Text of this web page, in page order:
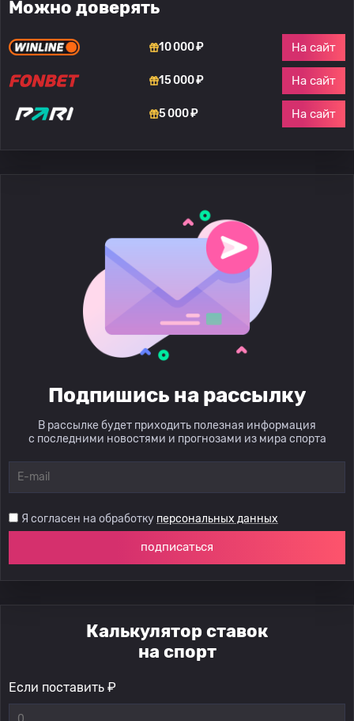
Можно доверять
10 000 ₽ На сайт
15 000 ₽ На сайт
5 000 ₽ На сайт
Подпишись на рассылку
В рассылке будет приходить полезная информация
с последними новостями и прогнозами из мира спорта
Я согласен на обработку персональных данных
подписаться
Калькулятор ставок
на спорт
Если поставить ₽